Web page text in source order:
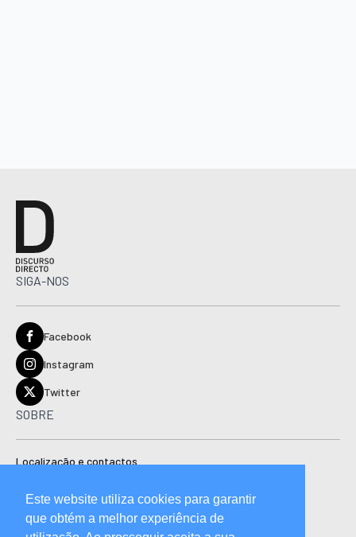
SIGA-NOS
Facebook
Instagram
Twitter
SOBRE
Localização e contactos
Ficha técnica
Manual de boas práticas editoriais e código de conduta
Este website utiliza cookies para garantir
que obtém a melhor experiência de